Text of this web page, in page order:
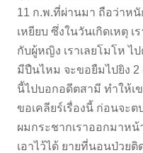
11 ก.พ.ที่ผ่านมา ถือว่าหนั
เหยียบ ซึ่งในวันเกิดเหตุ
กับผู้หญิง เราเลยโมโห ไ
มีปืนไหม จะขอยืมไปยิง 2
นี้ไปบอกอดีตสามี ทำให้เ
ขอเคลียร์เรื่องนี้ ก่อนจะต
ผมกระชากเราออกมาห
เอาไว้ได้ ยายที่นอนป่วย